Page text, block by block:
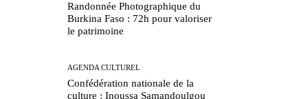
Randonnée Photographique du
Burkina Faso : 72h pour valoriser
le patrimoine
AGENDA CULTUREL
Confédération nationale de la
culture : Inoussa Samandoulgou